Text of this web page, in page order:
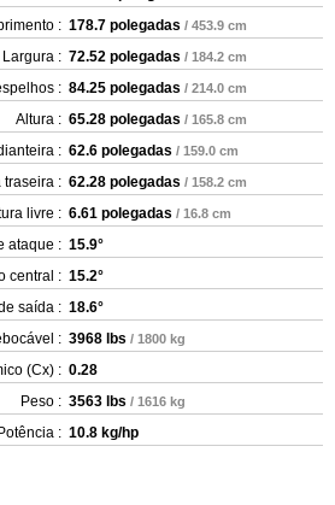
: 178.7 polegadas / 453.9 cm
Largura : 72.52 polegadas / 184.2 cm
: 84.25 polegadas / 214.0 cm
Altura : 65.28 polegadas / 165.8 cm
: 62.6 polegadas / 159.0 cm
traseira : 62.28 polegadas / 158.2 cm
livre : 6.61 polegadas / 16.8 cm
ataque : 15.9°
central : 15.2°
saída : 18.6°
: 3968 lbs / 1800 kg
(Cx) : 0.28
Peso : 3563 lbs / 1616 kg
: 10.8 kg/hp